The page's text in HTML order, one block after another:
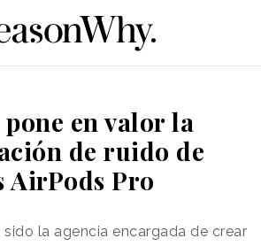
en valor la
de ruido de
AirPods Pro
la agencia encargada de crear